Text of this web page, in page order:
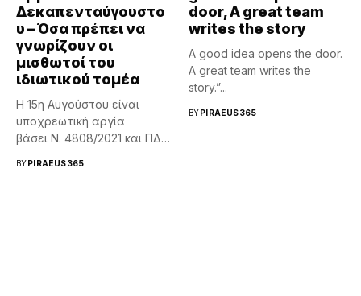
Δεκαπενταύγουστο
υ – Όσα πρέπει να
γνωρίζουν οι
μισθωτοί του
ιδιωτικού τομέα
Η 15η Αυγούστου είναι
υποχρεωτική αργία
βάσει Ν. 4808/2021 και ΠΔ
BYPIRAEUS365
door, A great team
writes the story
A good idea opens the door.
A great team writes the
story.”...
BYPIRAEUS365